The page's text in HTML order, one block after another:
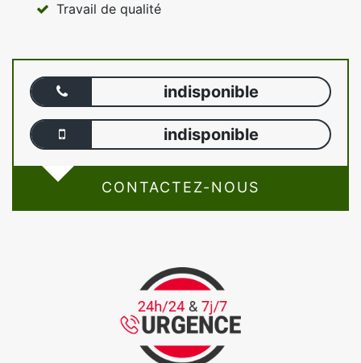
Travail de qualité
indisponible
indisponible
CONTACTEZ-NOUS